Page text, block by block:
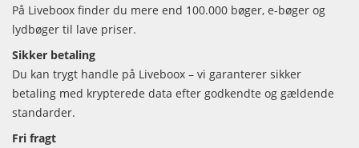
På Liveboox finder du mere end 100.000 bøger, e-bøger og
lydbøger til lave priser.
Sikker betaling
Du kan trygt handle på Liveboox – vi garanterer sikker
betaling med krypterede data efter godkendte og gældende
standarder.
Fri fragt